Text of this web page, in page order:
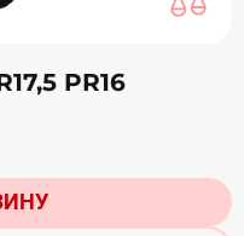
PR16